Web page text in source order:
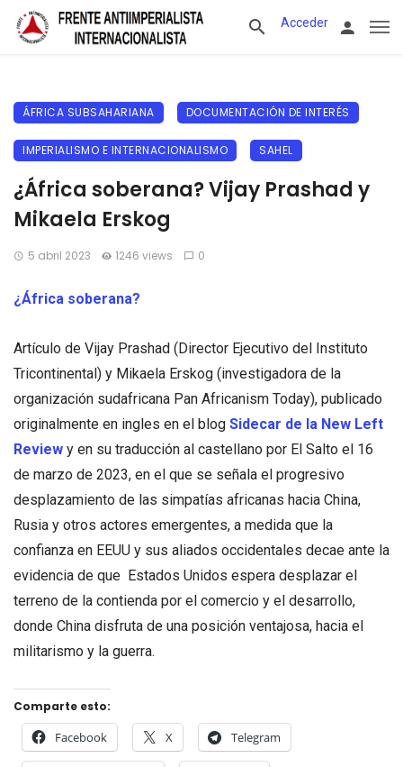
Acceder
ÁFRICA SUBSAHARIANA DOCUMENTACIÓN DE INTERÉS
IMPERIALISMO E INTERNACIONALISMO SAHEL
¿África soberana? Vijay Prashad y
Mikaela Erskog
5 abril 2023 1246 views 0
¿África soberana?
Artículo de Vijay Prashad (Director Ejecutivo del Instituto
Tricontinental) y Mikaela Erskog (investigadora de la
organización sudafricana Pan Africanism Today), publicado
originalmente en ingles en el blog Sidecar de la New Left
Review y en su traducción al castellano por El Salto el 16
de marzo de 2023, en el que se señala el progresivo
desplazamiento de las simpatías africanas hacia China,
Rusia y otros actores emergentes, a medida que la
confianza en EEUU y sus aliados occidentales decae ante la
evidencia de que Estados Unidos espera desplazar el
terreno de la contienda por el comercio y el desarrollo,
donde China disfruta de una posición ventajosa, hacia el
militarismo y la guerra.
Comparte esto:
Facebook X Telegram